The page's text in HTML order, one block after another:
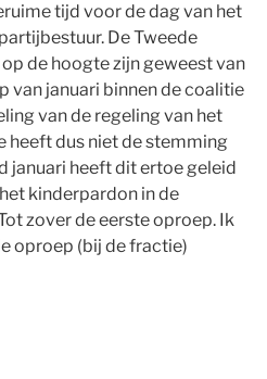
tijd voor de dag van het
De Tweede
de hoogte zijn geweest van
van januari binnen de coalitie
van de regeling van het
heeft dus niet de stemming
januari heeft dit ertoe geleid
kinderpardon in de
zover de eerste oproep. Ik
oproep (bij de fractie)